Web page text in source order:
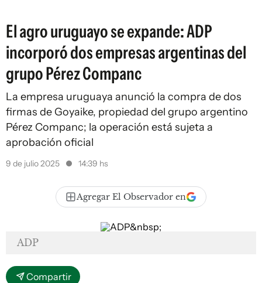
El agro uruguayo se expande: ADP
incorporó dos empresas argentinas del
grupo Pérez Companc
La empresa uruguaya anunció la compra de dos
firmas de Goyaike, propiedad del grupo argentino
Pérez Companc; la operación está sujeta a
aprobación oficial
9 de julio 2025 14:39 hs
Agregar El Observador en
ADP
Compartir